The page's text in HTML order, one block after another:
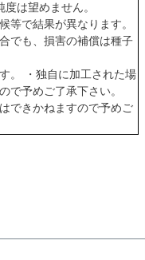
は望めません。
等で結果が異なります。
でも、損害の補償は種子
。 ・独自に加工された場
で予めご了承下さい。
できかねますので予めご